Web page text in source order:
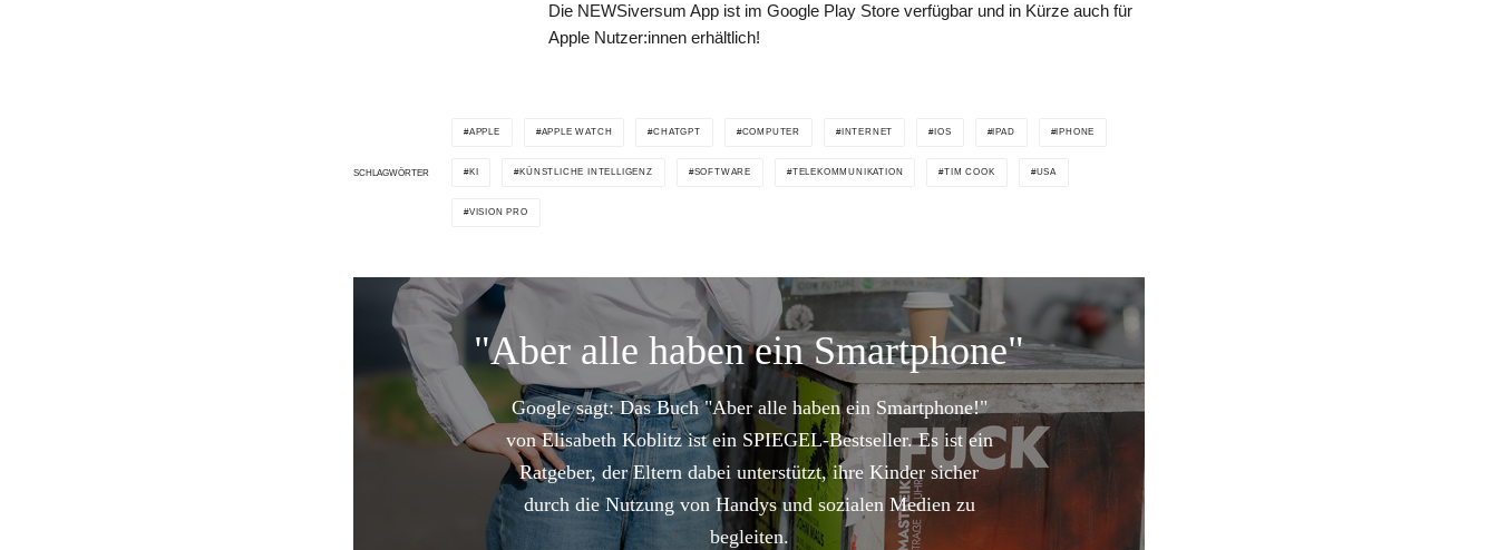
Die NEWSiversum App ist im Google Play Store verfügbar und in Kürze auch für
Apple Nutzer:innen erhältlich!
SCHLAGWÖRTER
APPLE APPLE WATCH CHATGPT COMPUTER INTERNET IOS IPAD IPHONE
KI KÜNSTLICHE INTELLIGENZ SOFTWARE TELEKOMMUNIKATION TIM COOK USA
VISION PRO
"Aber alle haben ein Smartphone"
Google sagt: Das Buch "Aber alle haben ein Smartphone!"
von Elisabeth Koblitz ist ein SPIEGEL-Bestseller. Es ist ein
Ratgeber, der Eltern dabei unterstützt, ihre Kinder sicher
durch die Nutzung von Handys und sozialen Medien zu
begleiten.